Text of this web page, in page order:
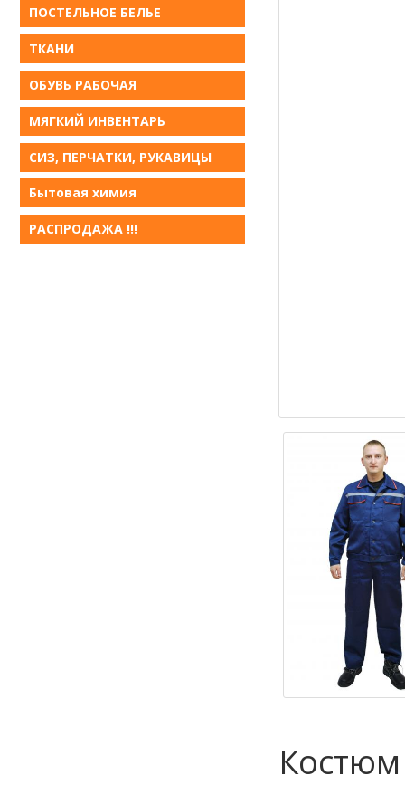
ПОСТЕЛЬНОЕ БЕЛЬE
ТКАНИ
ОБУВЬ РАБОЧАЯ
МЯГКИЙ ИНВЕНТАРЬ
СИЗ, ПЕРЧАТКИ, РУКАВИЦЫ
Бытовая химия
РАСПРОДАЖА !!!